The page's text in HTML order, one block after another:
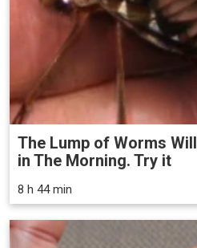
The Lump of Worms
in The Morning. Try it
8 h 44 min